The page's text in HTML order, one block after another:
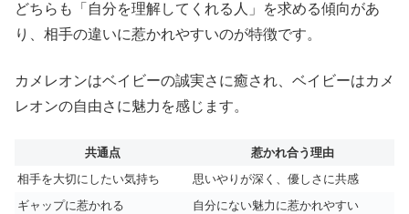
どちらも「自分を理解してくれる人」を求める傾向があ
り、相手の違いに惹かれやすいのが特徴です。
カメレオンはベイビーの誠実さに癒され、ベイビーはカメ
レオンの自由さに魅力を感じます。
共通点
惹かれ合う理由
相手を大切にしたい気持ち
思いやりが深く、優しさに共感
ギャップに惹かれる
自分にない魅力に惹かれやすい